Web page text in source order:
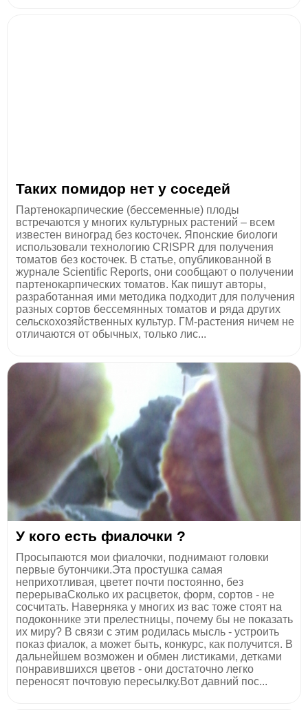
Таких помидор нет у соседей
Партенокарпические (бессеменные) плоды
встречаются у многих культурных растений – всем
известен виноград без косточек. Японские биологи
использовали технологию CRISPR для получения
томатов без косточек. В статье, опубликованной в
журнале Scientific Reports, они сообщают о получении
партенокарпических томатов. Как пишут авторы,
разработанная ими методика подходит для получения
разных сортов бессемянных томатов и ряда других
сельскохозяйственных культур. ГМ-растения ничем не
отличаются от обычных, только лис...
У кого есть фиалочки ?
Просыпаются мои фиалочки, поднимают головки
первые бутончики.Эта простушка самая
неприхотливая, цветет почти постоянно, без
перерываСколько их расцветок, форм, сортов - не
сосчитать. Наверняка у многих из вас тоже стоят на
подоконнике эти прелестницы, почему бы не показать
их миру? В связи с этим родилась мысль - устроить
показ фиалок, а может быть, конкурс, как получится. В
дальнейшем возможен и обмен листиками, детками
понравившихся цветов - они достаточно легко
переносят почтовую пересылку.Вот давний пос...